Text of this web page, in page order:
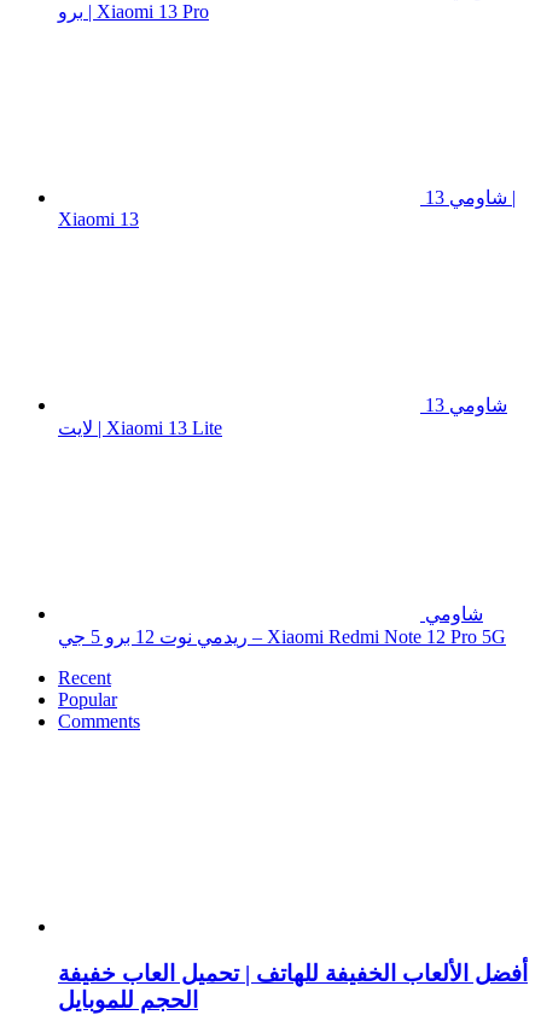
برو | Xiaomi 13 Pro
شاومي 13 |
Xiaomi 13
شاومي 13
لايت | Xiaomi 13 Lite
شاومي
ريدمي نوت 12 برو 5 جي – Xiaomi Redmi Note 12 Pro 5G
Recent
Popular
Comments
أفضل الألعاب الخفيفة للهاتف | تحميل العاب خفيفة
الحجم للموبايل